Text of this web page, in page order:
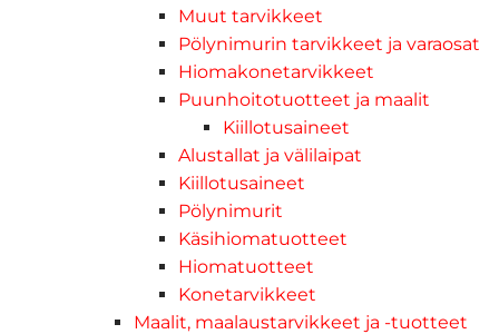
Muut tarvikkeet
Pölynimurin tarvikkeet ja varaosat
Hiomakonetarvikkeet
Puunhoitotuotteet ja maalit
Kiillotusaineet
Alustallat ja välilaipat
Kiillotusaineet
Pölynimurit
Käsihiomatuotteet
Hiomatuotteet
Konetarvikkeet
Maalit, maalaustarvikkeet ja -tuotteet